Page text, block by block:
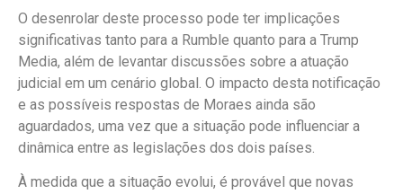
O desenrolar deste processo pode ter implicações
significativas tanto para a Rumble quanto para a Trump
Media, além de levantar discussões sobre a atuação
judicial em um cenário global. O impacto desta notificação
e as possíveis respostas de Moraes ainda são
aguardados, uma vez que a situação pode influenciar a
dinâmica entre as legislações dos dois países.
À medida que a situação evolui, é provável que novas